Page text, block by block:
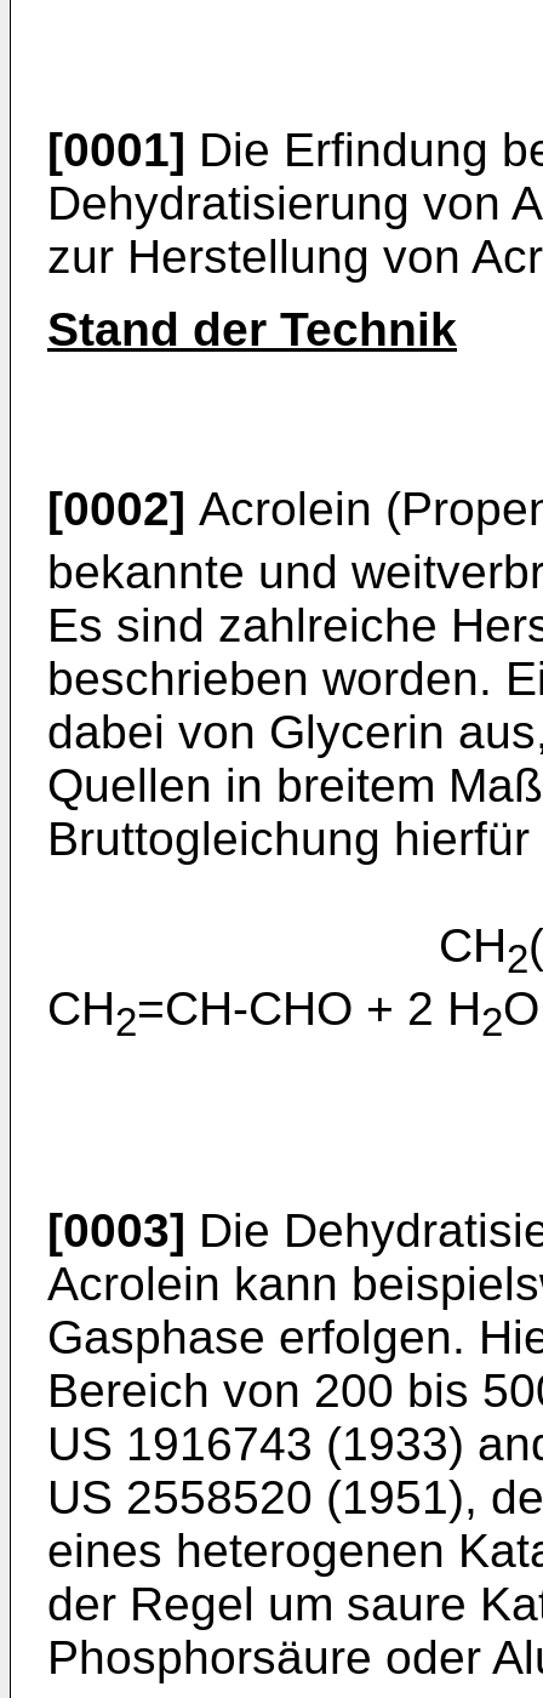
[0001] Die Erfindung
Dehydratisierung von
zur Herstellung von
Stand der Technik
[0002] Acrolein
bekannte und
Es sind zahlreiche
beschrieben worden.
dabei von Glycerin
Quellen in breitem
Bruttogleichung
CH2
CH2=CH-CHO + 2 H2O
[0003] Die
Acrolein kann
Gasphase erfolgen.
Bereich von 200 bis
US 1916743 (1933)
US 2558520 (1951),
eines heterogenen
der Regel um saure
Phosphorsäure oder